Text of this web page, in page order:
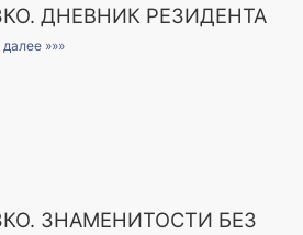
ДНЕВНИК РЕЗИДЕНТА
далее »»»
ЗНАМЕНИТОСТИ БЕЗ